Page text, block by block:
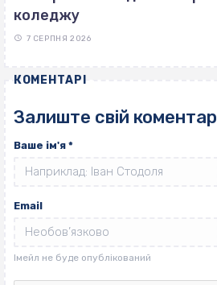
коледжу
7 СЕРПНЯ 2026
КОМЕНТАРІ
Залиште свій коментар
Ваше ім'я *
Email